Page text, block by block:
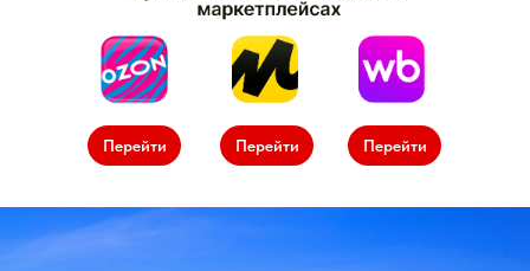
Перейти Перейти
Перейти